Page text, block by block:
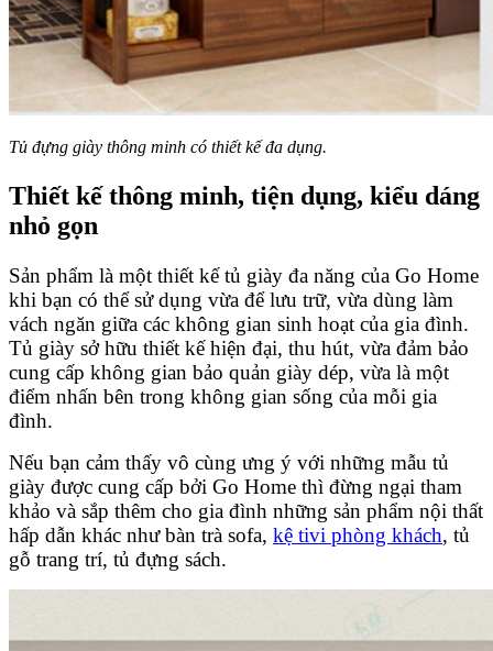
Tủ đựng giày thông minh có thiết kế đa dụng.
Thiết kế thông minh, tiện dụng, kiểu dáng
nhỏ gọn
Sản phẩm là một thiết kế tủ giày đa năng của Go Home
khi bạn có thể sử dụng vừa để lưu trữ, vừa dùng làm
vách ngăn giữa các không gian sinh hoạt của gia đình.
Tủ giày sở hữu thiết kế hiện đại, thu hút, vừa đảm bảo
cung cấp không gian bảo quản giày dép, vừa là một
điểm nhấn bên trong không gian sống của mỗi gia
đình.
Nếu bạn cảm thấy vô cùng ưng ý với những mẫu tủ
giày được cung cấp bởi Go Home thì đừng ngại tham
khảo và sắp thêm cho gia đình những sản phẩm nội thất
hấp dẫn khác như bàn trà sofa, kệ tivi phòng khách, tủ
gỗ trang trí, tủ đựng sách.